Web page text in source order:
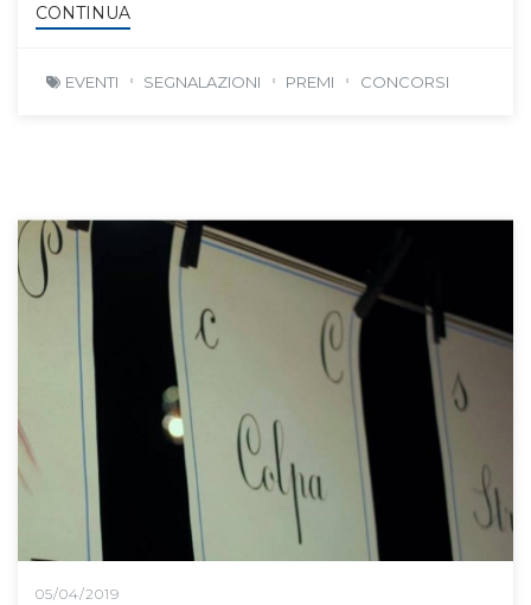
CONTINUA
EVENTI SEGNALAZIONI PREMI CONCORSI
05/04/2019